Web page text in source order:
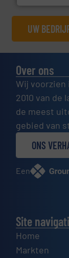
UW
Over ons
Wij
2010 van
de meest
gebied van
ONS
Een
Site
Home
Markten